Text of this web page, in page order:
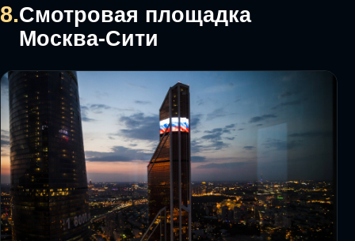
8.Смотровая площадка
Москва-Сити